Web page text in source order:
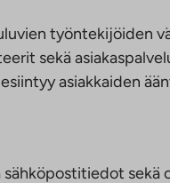
työntekijöiden
sekä
asiakkaiden